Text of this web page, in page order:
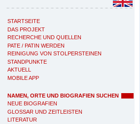
STARTSEITE
DAS PROJEKT
RECHERCHE UND QUELLEN
PATE / PATIN WERDEN
REINIGUNG VON STOLPERSTEINEN
STANDPUNKTE
AKTUELL
MOBILE APP
NAMEN, ORTE UND BIOGRAFIEN SUCHEN
NEUE BIOGRAFIEN
GLOSSAR UND ZEITLEISTEN
LITERATUR